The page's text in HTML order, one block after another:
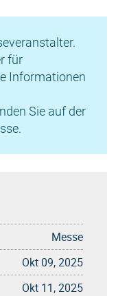
für
Informationen
Sie auf der
Messe
Okt 09, 2025
Okt 11, 2025